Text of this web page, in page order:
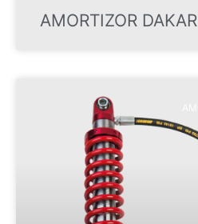
AMORTIZOR DAKAR